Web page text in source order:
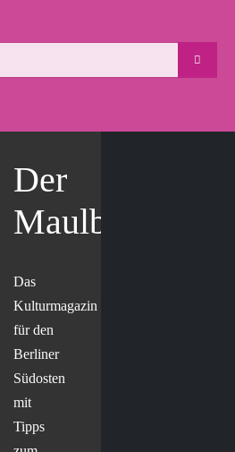
Der
Maulbär
Das
Kulturmagazin
für den
Berliner
Südosten
mit
Tipps